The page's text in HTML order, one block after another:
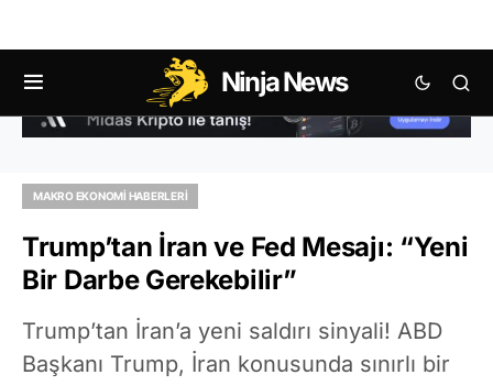
Ninja News
MAKRO EKONOMI HABERLERI
Trump’tan İran ve Fed Mesajı: “Yeni
Bir Darbe Gerekebilir”
Trump’tan İran’a yeni saldırı sinyali! ABD
Başkanı Trump, İran konusunda sınırlı bir